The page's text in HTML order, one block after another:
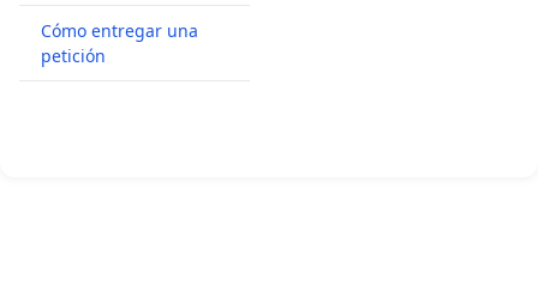
Cómo entregar una
petición